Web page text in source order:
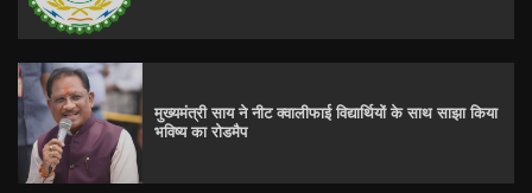
मुख्यमंत्री साय ने नीट क्वालीफाई विद्यार्थियों के साथ साझा किया
भविष्य का रोडमैप